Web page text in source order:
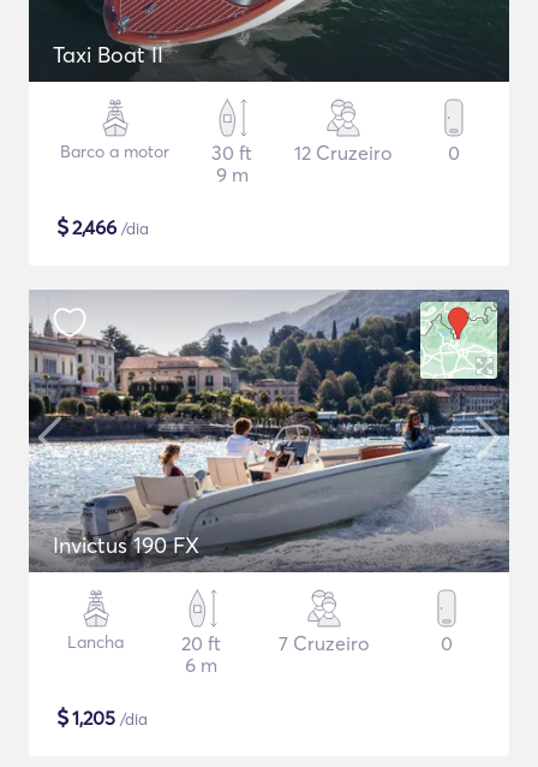
Taxi Boat II
Barco a motor
30 ft
9 m
12 Cruzeiro 0
$2,466 /dia
Invictus 190 FX
Lancha
20 ft
6 m
7 Cruzeiro 0
$1,205 /dia